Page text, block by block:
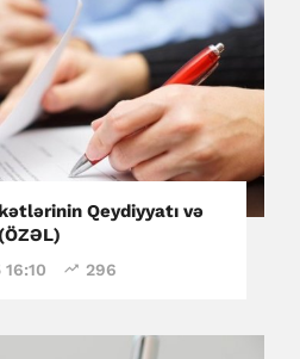
Qeydiyyatı və
296